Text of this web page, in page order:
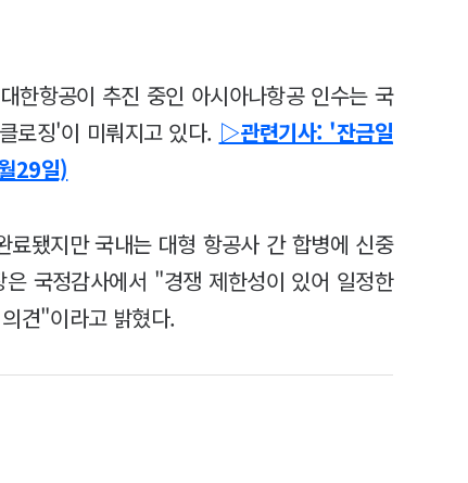
한항공이 추진 중인 아시아나항공 인수는 국
로징'이 미뤄지고 있다. ▷관련기사: '잔금일
29일)
됐지만 국내는 대형 항공사 간 합병에 신중
국정감사에서 "경쟁 제한성이 있어 일정한
견"이라고 밝혔다.